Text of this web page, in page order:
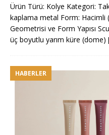
Ürün Türü: Kolye Kategori:
kaplama metal Form:
Geometrisi ve Form Yapısı
üç boyutlu yarım küre (dome)
HABERLER